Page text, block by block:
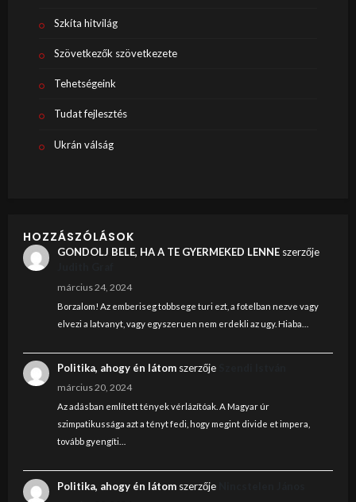
Szkíta hitvilág
Szövetkezők szövetkezete
Tehetségeink
Tudat fejlesztés
Ukrán válság
HOZZÁSZÓLÁSOK
GONDOLJ BELE, HA A TE GYERMEKED LENNEszerzője
március 24, 2024
Borzalom! Az emberiseg tobbsege turi ezt, a fotelban nezve vagy
elvezi a latvanyt, vagy egyszeruen nem erdekli az ugy. Hiaba…
Politika, ahogy én látomszerzője
március 20, 2024
Az adásban említett tények vérlázítóak. A Magyar úr
szimpatikussága azt a tényt fedi, hogy megint divide et impera,
tovább gyengíti…
Politika, ahogy én látomszerzője